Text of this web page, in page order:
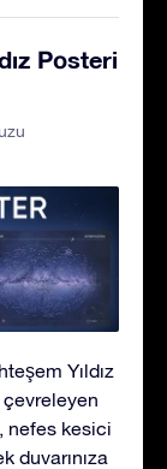
Posteri
Yıldız
çevreleyen
nefes kesici
duvarınıza